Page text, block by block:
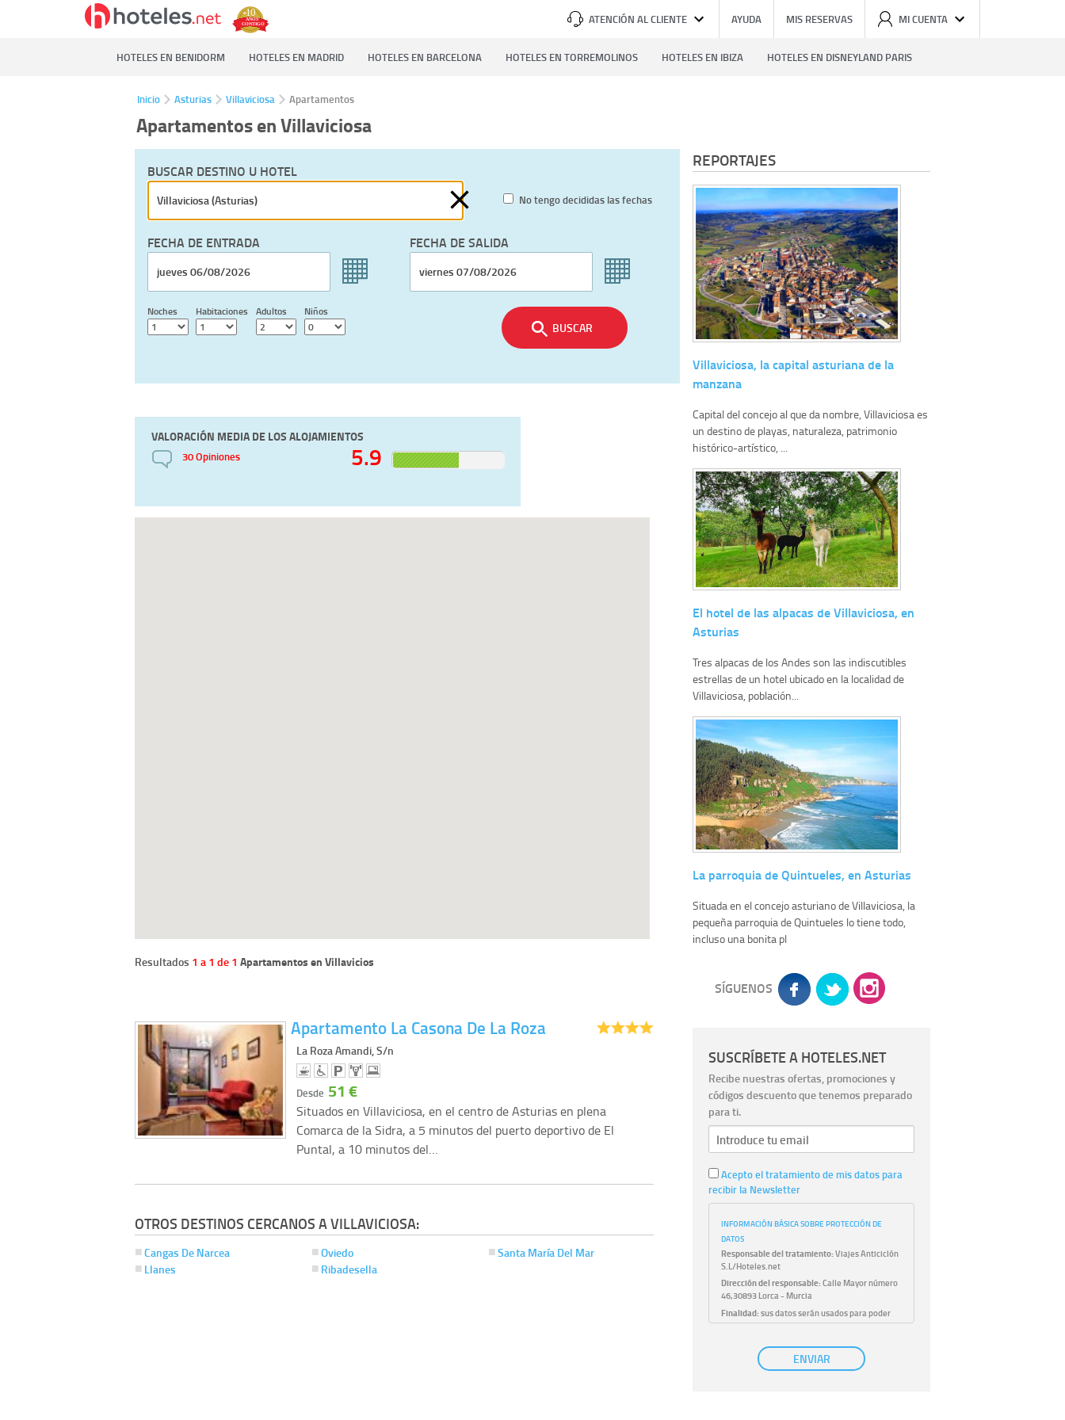
ATENCIÓN AL CLIENTE AYUDA MIS RESERVAS MI CUENTA
HOTELES EN BENIDORM HOTELES EN MADRID HOTELES EN BARCELONA HOTELES EN TORREMOLINOS HOTELES EN IBIZA HOTELES EN DISNEYLAND PARIS
Inicio Asturias Villaviciosa Apartamentos
Apartamentos en Villaviciosa
BUSCAR DESTINO U HOTEL
No tengo decididas las fechas
FECHA DE ENTRADA FECHA DE SALIDA
Noches Habitaciones Adultos Niños
BUSCAR
VALORACIÓN MEDIA DE LOS ALOJAMIENTOS
30 Opiniones 5.9
Resultados 1 a 1 de 1 Apartamentos en Villavicios
Apartamento La Casona De La Roza
La Roza Amandi, S/n
Desde 51 €
Situados en Villaviciosa, en el centro de Asturias en plena
Comarca de la Sidra, a 5 minutos del puerto deportivo de El
Puntal, a 10 minutos del…
OTROS DESTINOS CERCANOS A VILLAVICIOSA:
Cangas De Narcea
Llanes
Oviedo
Ribadesella
Santa María Del Mar
REPORTAJES
Villaviciosa, la capital asturiana de la
manzana
Capital del concejo al que da nombre, Villaviciosa es
un destino de playas, naturaleza, patrimonio
histórico-artístico, ...
El hotel de las alpacas de Villaviciosa, en
Asturias
Tres alpacas de los Andes son las indiscutibles
estrellas de un hotel ubicado en la localidad de
Villaviciosa, población...
La parroquia de Quintueles, en Asturias
Situada en el concejo asturiano de Villaviciosa, la
pequeña parroquia de Quintueles lo tiene todo,
incluso una bonita pl
SÍGUENOS
SUSCRÍBETE A HOTELES.NET
Recibe nuestras ofertas, promociones y
códigos descuento que tenemos preparado
para ti.
Acepto el tratamiento de mis datos para
recibir la Newsletter
INFORMACIÓN BÁSICA SOBRE PROTECCIÓN DE
DATOS
Responsable del tratamiento:Viajes Anticiclón
S.L/Hoteles.net
Dirección del responsable:Calle Mayor número
46,30893 Lorca - Murcia
Finalidad:sus datos serán usados para poder
atender sus solicitudes y prestarle nuestros
Publicidad: solo le enviaremos publicidad con su
autorización previa, que podrá facilitarnos
ENVIAR